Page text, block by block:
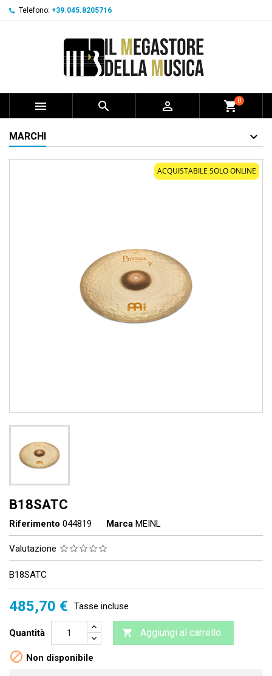
Telefono: +39.045.8205716
   shopping_cart0
MARCHI
ACQUISTABILE SOLO ONLINE
B18SATC
Riferimento 044819 Marca MEINL
Valutazione
B18SATC
485,70 € Tasse incluse
Quantità  Aggiungi al carrello
 Non disponibile